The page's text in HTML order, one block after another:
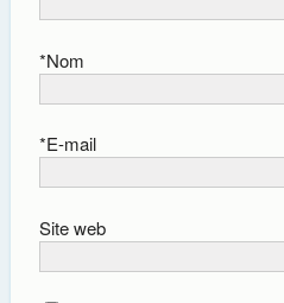
Nom
*
E-mail
*
Site web